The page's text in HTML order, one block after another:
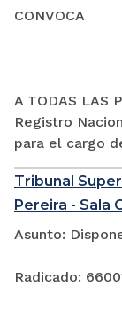
CONVOCA
A TODAS LAS
Registro
para el cargo
Tribunal
Pereira - Sala
Asunto:
Radicado: